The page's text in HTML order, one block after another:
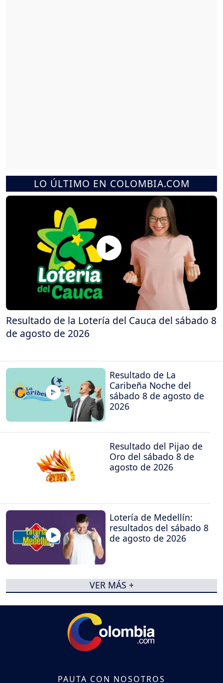
LO ÚLTIMO EN COLOMBIA.COM
Resultado de la Lotería del Cauca del sábado 8
de agosto de 2026
Resultado de La
Caribeña Noche del
sábado 8 de agosto de
2026
Resultado del Pijao de
Oro del sábado 8 de
agosto de 2026
Lotería de Medellín:
resultados del sábado 8
de agosto de 2026
VER MÁS +
PAUTA CON NOSOTROS